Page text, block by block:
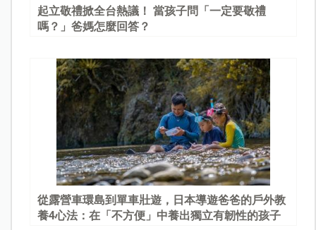
起立敬禮掀全台熱議！ 當孩子問「一定要敬禮
嗎？」爸媽怎麼回答？
從露營車環島到單車壯遊，日本導遊爸爸的戶外教
養4心法：在「不方便」中養出獨立有韌性的孩子